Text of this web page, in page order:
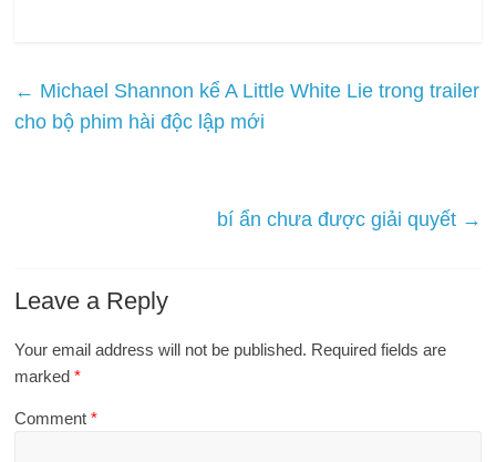
← Michael Shannon kể A Little White Lie trong trailer
cho bộ phim hài độc lập mới
bí ẩn chưa được giải quyết →
Leave a Reply
Your email address will not be published. Required fields are
marked*
Comment*